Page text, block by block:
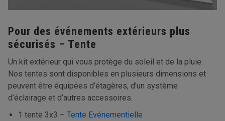
Pour des événements extérieurs plus
sécurisés – Tente
Un kit extérieur qui vous protège du soleil et de la pluie.
Nos tentes sont disponibles en plusieurs dimensions et
peuvent être équipées d’étagères, d’un système
d’éclairage et d’autres accessoires.
1 tente 3x3 –Tente Evénementielle